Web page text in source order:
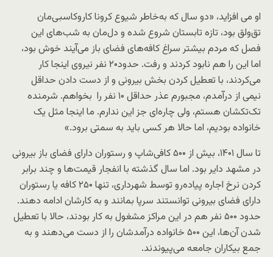
او می افزاید، «دو سال که به‌خاطر شیوع کرونا کار‌و‌کاسبی‌مان
تق‌ولق بود، تازه تابستان شروع شده و دل‌مان به شب‌های این
فصل که مردم بیشتر سراغ کافه‌های فضای باز می‌آیند خوش بود،
اما این را هم نابود کردند و رفت. حدود۲۰ نفر نیروی اینجا کار
می‌کردند، با تعطیل کردن بخش بیرونی و از دست دادن حداقل
نیمی از درآمدم، مجبورم عذر حداقل ۱۰ نفر را بخواهم. شرمنده
تک‌تکشان هستم، ولی چاره‌ای جز این ندارم. ما اینجا مثل یک
خانواده بودیم، اما حالا هر کسی باید به سمتی برود.»
تا سال ۱۴۰۱، بیش از ۵۰۰ کافی‌شاپ و رستوران دارای فضای باز بیرونی
در مشهد دایر بود. اما سال گذشته با انفجار قیمت‌ها و چند برابر
کردن نرخ اجاره پیاده‌رو توسط شهرداری، تنها ۲۵۰ کافه یا رستوران
دارای فضای بیرونی توانستند سرپا بمانند و به کارشان ادامه دهند.
حدود ۵۰۰ نفر هم در این مراکز مشغول به کار بودند، حالا با تعطیل
شدن آن‌ها، این ۵۰۰ خانواده درآمدشان را از دست می‌دهند و به
جمع بیکاران جامعه می‌پیوندند.